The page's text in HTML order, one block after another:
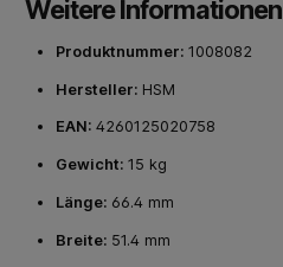
Weitere Informationen
Produktnummer: 1008082
Hersteller: HSM
EAN: 4260125020758
Gewicht: 15 kg
Länge: 66.4 mm
Breite: 51.4 mm